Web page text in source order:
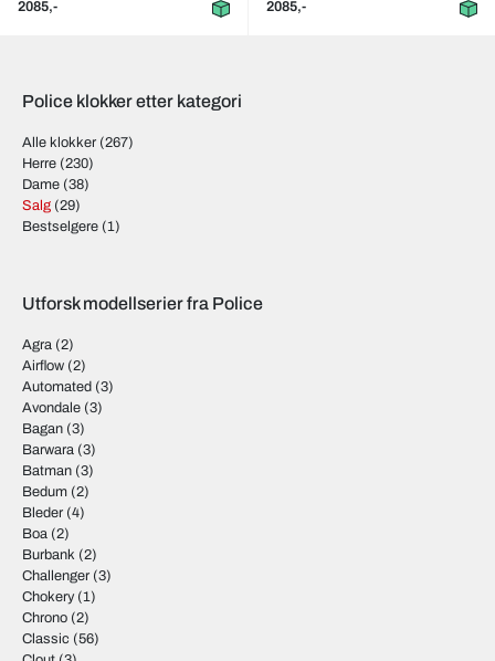
2085,-
2085,-
Police klokker etter kategori
Alle klokker (267)
Herre (230)
Dame (38)
Salg (29)
Bestselgere (1)
Utforsk modellserier fra Police
Agra (2)
Airflow (2)
Automated (3)
Avondale (3)
Bagan (3)
Barwara (3)
Batman (3)
Bedum (2)
Bleder (4)
Boa (2)
Burbank (2)
Challenger (3)
Chokery(1)
Chrono (2)
Classic (56)